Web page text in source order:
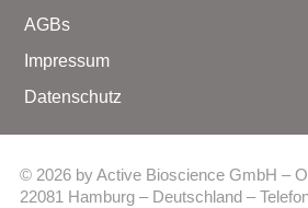
AGBs
Impressum
Datenschutz
© 2026 by Active Bioscience GmbH –
22081 Hamburg – Deutschland –